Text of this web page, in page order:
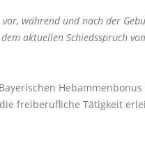
während und nach der
aktuellen Schiedsspruch
freiberufliche Tätigkeit